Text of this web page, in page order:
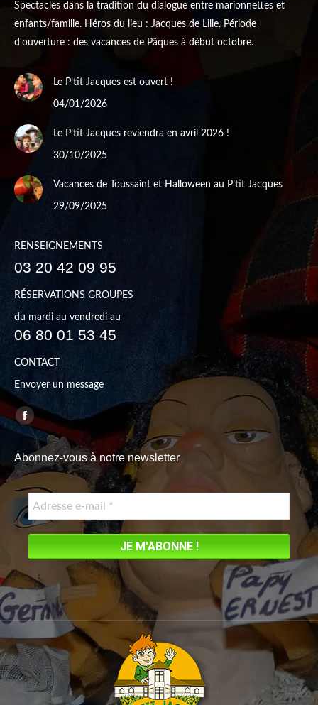
Spectacles dans la tradition du dialogue entre marionnettes et
enfants/famille. Héros du lieu : Jacques de Lille. Période
d'ouverture : des vacances de Pâques à début octobre.
Le P’tit Jacques est ouvert !
04/01/2026
Le P’tit Jacques reviendra en avril 2026 !
30/10/2025
Vacances de Toussaint et Halloween au P’tit Jacques
29/09/2025
RENSEIGNEMENTS
03 20 42 09 95
RÉSERVATIONS GROUPES
du mardi au vendredi au
06 80 01 53 45
CONTACT
Envoyer un message
Trouvez nous sur :
Facebook
page
opens
in
new
window
Abonnez-vous à notre newsletter